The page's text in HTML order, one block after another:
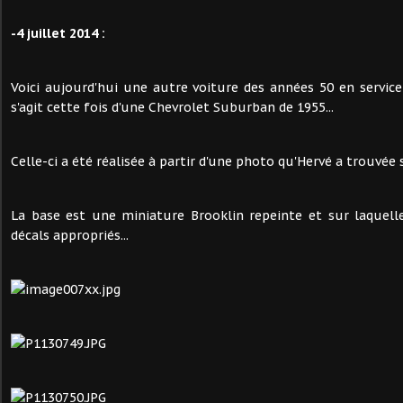
-4 juillet 2014 :
Voici aujourd'hui une autre voiture des années 50 en
s'agit cette fois d'une Chevrolet Suburban de 1955...
Celle-ci a été réalisée à partir d'une photo qu'Hervé a trouvée
La base est une miniature Brooklin repeinte et sur
décals appropriés...